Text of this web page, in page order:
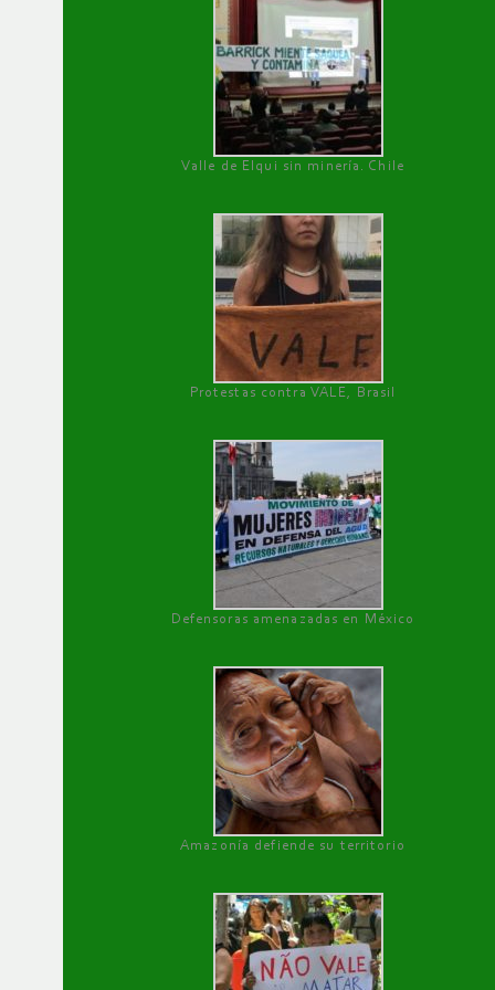
Valle de Elqui sin minería. Chile
Protestas contra VALE, Brasil
Defensoras amenazadas en México
Amazonía defiende su territorio